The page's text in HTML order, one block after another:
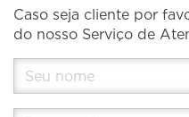
Caso seja cliente por
do nosso Serviço de